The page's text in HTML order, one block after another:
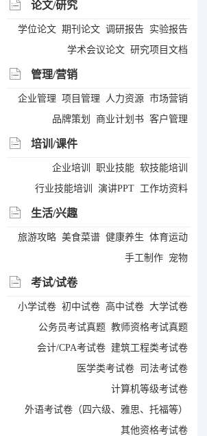
论文/研究
学位论文 期刊论文 调研报告 实验报告
学术会议论文 研究项目文档
管理/营销
企业管理 项目管理 人力资源 市场营销
品牌策划
商业计划书 客户管理
培训/课件
企业培训 职业技能 软技能培训
行业技能培训
演讲PPT 工作坊资料
生活/兴趣
旅游攻略 美食菜谱 健康养生 体育运动
手工制作 宠物
考试/试卷
小学试卷 初中试卷 高中试卷 大学试卷
公务员考试真题 教师资格考试真题
会计/CPA考试卷 建筑工程类考试卷
医学类考试卷 司法考试卷
计算机等级考试卷
外语考试卷（四六级、雅思、托福等）
其他资格考试卷